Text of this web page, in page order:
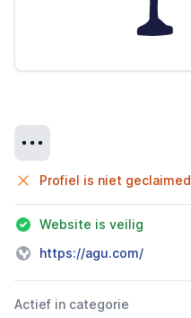
Profiel is niet geclaimed
Website is veilig
https://agu.com/
Actief in categorie